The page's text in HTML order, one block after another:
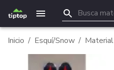
Inicio / Esquí/Snow / Material